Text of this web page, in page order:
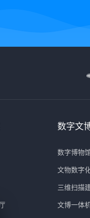
数字文
数字博物
文物数字
三维扫描
文博一体